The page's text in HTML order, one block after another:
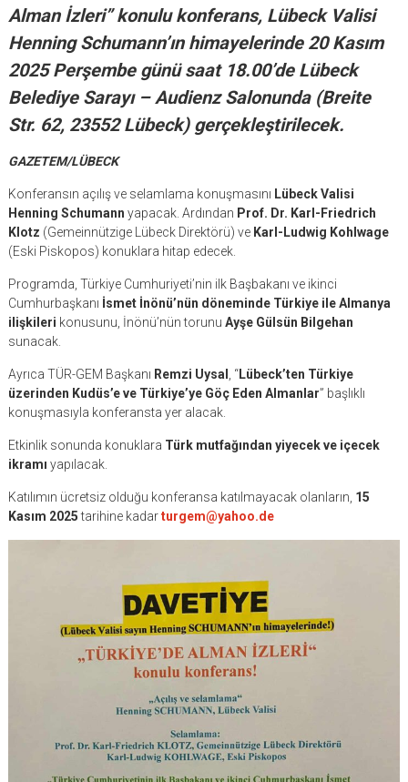
Alman İzleri” konulu konferans, Lübeck Valisi
Henning Schumann’ın himayelerinde 20 Kasım
2025 Perşembe günü saat 18.00’de Lübeck
Belediye Sarayı – Audienz Salonunda (Breite
Str. 62, 23552 Lübeck) gerçekleştirilecek.
GAZETEM/LÜBECK
Konferansın açılış ve selamlama konuşmasını Lübeck Valisi
Henning Schumann yapacak. Ardından Prof. Dr. Karl-Friedrich
Klotz (Gemeinnützige Lübeck Direktörü) ve Karl-Ludwig Kohlwage
(Eski Piskopos) konuklara hitap edecek.
Programda, Türkiye Cumhuriyeti’nin ilk Başbakanı ve ikinci
Cumhurbaşkanı İsmet İnönü’nün döneminde Türkiye ile Almanya
ilişkileri konusunu, İnönü’nün torunu Ayşe Gülsün Bilgehan
sunacak.
Ayrıca TÜR-GEM Başkanı Remzi Uysal , “Lübeck’ten Türkiye
üzerinden Kudüs’e ve Türkiye’ye Göç Eden Almanlar” başlıklı
konuşmasıyla konferansta yer alacak.
Etkinlik sonunda konuklara Türk mutfağından yiyecek ve içecek
ikramı yapılacak.
Katılımın ücretsiz olduğu konferansa katılmayacak olanların, 15
Kasım 2025tarihine kadarturgem@yahoo.de